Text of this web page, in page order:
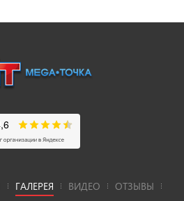
ГАЛЕРЕЯ ВИДЕО ОТЗЫВЫ